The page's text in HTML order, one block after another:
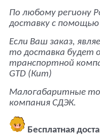
По любому региону
доставку с
Если Ваш заказ,
то доставка будет
транспортной
GTD (Кит)
Малогабаритные
компания СДЭК.
Бесплатная